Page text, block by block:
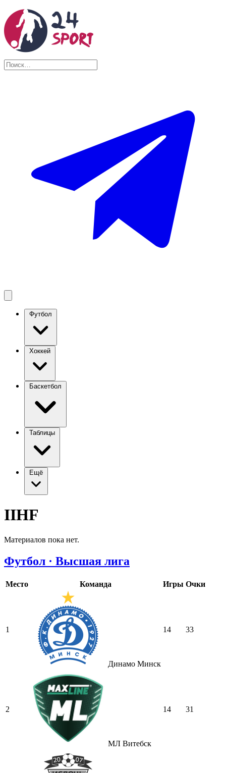
Футбол
Хоккей
Баскетбол
Таблицы
Ещё
IIHF
Материалов пока нет.
Футбол · Высшая лига
Место Команда Игры Очки
1
Динамо Минск
14 33
2
МЛ Витебск
14 31